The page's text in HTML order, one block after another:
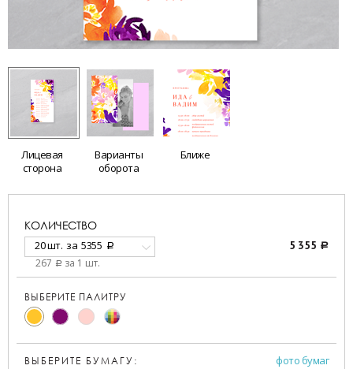
Лицевая
сторона
Варианты
оборота
Ближе
КОЛИЧЕСТВО
20 шт. за 5355 a
267 a за 1 шт.
5 355 a
ВЫБЕРИТЕ ПАЛИТРУ
ВЫБЕРИТЕ БУМАГУ:
фото бумаг